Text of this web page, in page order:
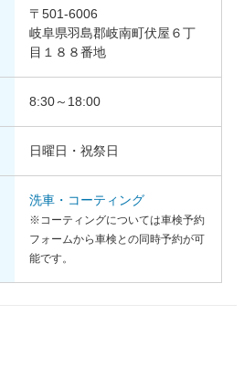
〒501-6006
岐阜県羽島郡岐南町伏屋６丁
目１８８番地
8:30～18:00
日曜日・祝祭日
洗車・コーティング
※コーティングについては車検予約
フォームから車検との同時予約が可
能です。